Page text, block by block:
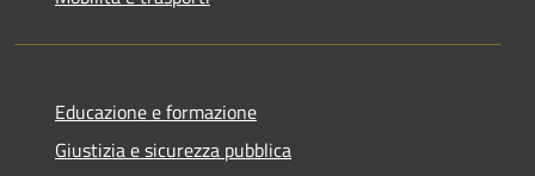
Educazione e formazione
Giustizia e sicurezza pubblica